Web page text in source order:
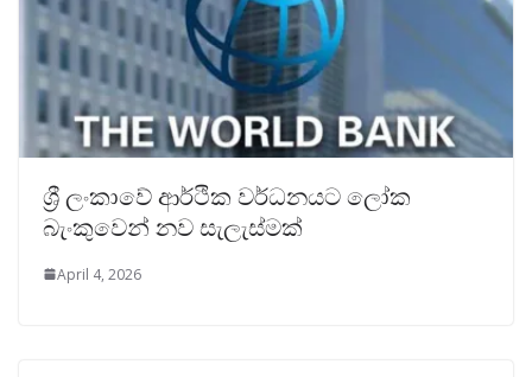
ශ්‍රී ලංකාවේ ආර්ථික වර්ධනයට ලෝක
බැංකුවෙන් නව සැලැස්මක්
April 4, 2026